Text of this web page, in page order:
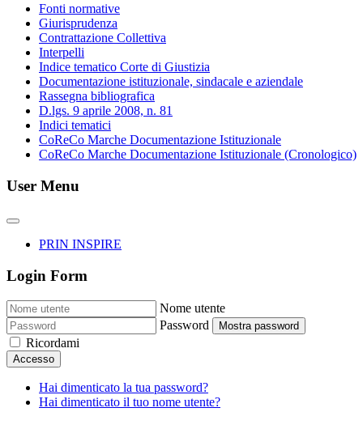
Fonti normative
Giurisprudenza
Contrattazione Collettiva
Interpelli
Indice tematico Corte di Giustizia
Documentazione istituzionale, sindacale e aziendale
Rassegna bibliografica
D.lgs. 9 aprile 2008, n. 81
Indici tematici
CoReCo Marche Documentazione Istituzionale
CoReCo Marche Documentazione Istituzionale (Cronologico)
User Menu
PRIN INSPIRE
Login Form
Nome utente
Password
Mostra password
Ricordami
Accesso
Hai dimenticato la tua password?
Hai dimenticato il tuo nome utente?